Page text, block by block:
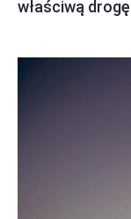
właściwą drogę